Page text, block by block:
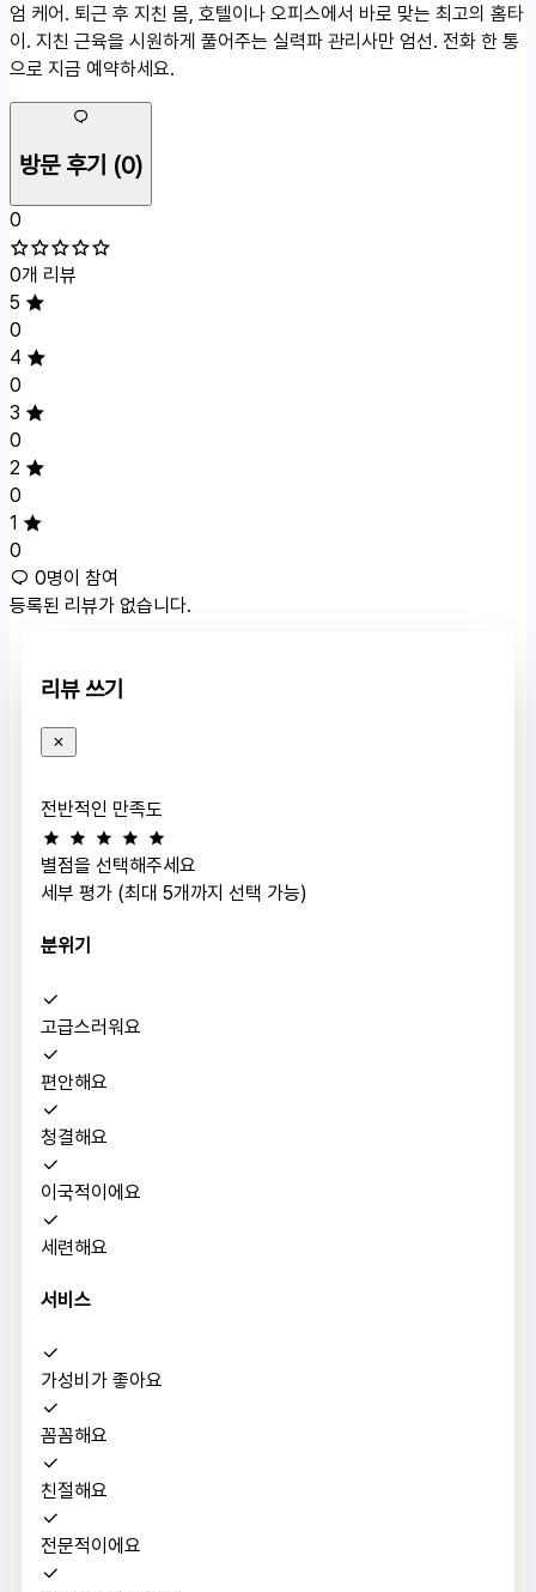
엄 케어. 퇴근 후 지친 몸, 호텔이나 오피스에서 바로 맞는 최고의 홈타
이. 지친 근육을 시원하게 풀어주는 실력파 관리사만 엄선. 전화 한 통
으로 지금 예약하세요.
방문 후기 (0)
0
0개 리뷰
5
0
4
0
3
0
2
0
1
0
0명이 참여
등록된 리뷰가 없습니다.
리뷰 쓰기
전반적인 만족도
별점을 선택해주세요
세부 평가 (최대 5개까지 선택 가능)
분위기
고급스러워요
편안해요
청결해요
이국적이에요
세련해요
서비스
가성비가 좋아요
꼼꼼해요
친절해요
전문적이에요